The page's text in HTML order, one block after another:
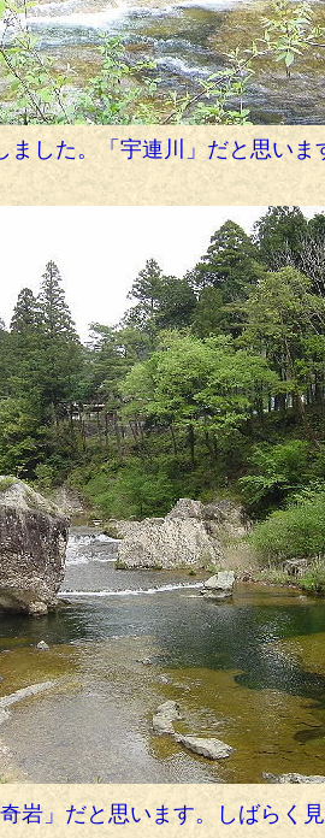
る「飯田線」です。
ました。「宇連川」だと思いま
岩」だと思います。しばらく